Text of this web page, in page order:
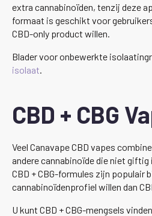
extra cannabinoïden, tenzij deze
formaat is geschikt voor
CBD-only product willen.
Blader voor onbewerkte
isolaat.
CBD + CBG
Veel Canavape CBD vapes
andere cannabinoïde die niet
CBD + CBG-formules zijn populair
cannabinoïdenprofiel willen dan
U kunt CBD + CBG-mengsels